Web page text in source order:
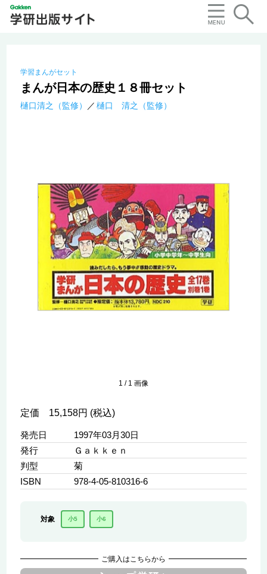
学習まんがセット
まんが日本の歴史１８冊セット
樋口清之（監修） 樋口 清之（監修）
1 / 1 画像
定価 15,158円 (税込)
発売日
1997年03月30日
発行
Ｇａｋｋｅｎ
判型
菊
ISBN
978-4-05-810316-6
対象 小5 小6
ご購入はこちらから